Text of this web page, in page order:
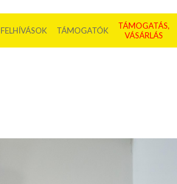
FELHÍVÁSOK TÁMOGATÓK
TÁMOGATÁS,
VÁSÁRLÁS